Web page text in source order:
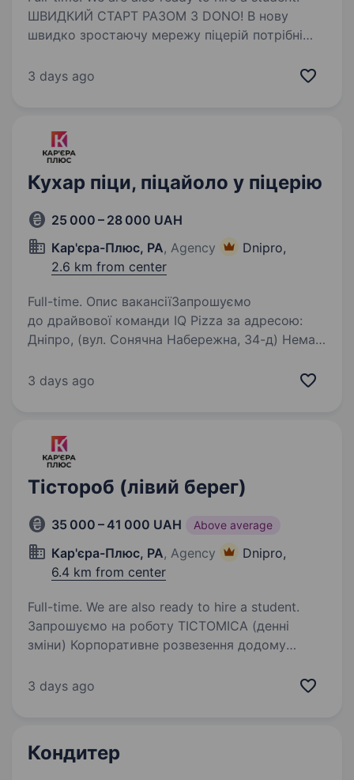
ШВИДКИЙ СТАРТ РАЗОМ З DONO! В нову
швидко зростаючу мережу піцерій потрібні
піцу — легко! Готові цьому навчити і тебе!
3 days ago
Кухар піци, піцайоло у піцерію
25 000 – 28 000 UAH
Кар'єра-Плюс, РА, Agency
Dnipro,
2.6 km from center
Full-time. Опис вакансіїЗапрошуємо
до драйвової команди IQ Pizza за адресою:
Дніпро, (вул. Сонячна Набережна, 34-д) Немає
систему навчання та підтримку наставника.
3 days ago
Тістороб (лівий берег)
35 000 – 41 000 UAH Above average
Кар'єра-Плюс, РА, Agency
Dnipro,
6.4 km from center
Full-time. We are also ready to hire a student.
Запрошуємо на роботу ТІСТОМІСА (денні
зміни) Корпоративне розвезення додому
Обов’язки: Робота з промисловим тістомісом
3 days ago
Кондитер